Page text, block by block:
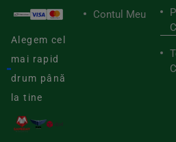
Alegem cel
mai rapid
drum până
la tine
Contul Meu